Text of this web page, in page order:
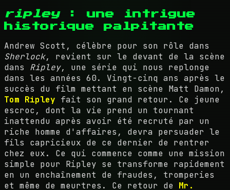
ripley: une intrigue
historique palpitante
Andrew Scott, célèbre pour son rôle dans
Sherlock, revient sur le devant de la scène
dans Ripley, une série qui nous replonge
dans les années 60. Vingt-cinq ans après le
succès du film mettant en scène Matt Damon,
Tom Ripley fait son grand retour. Ce jeune
escroc, dont la vie prend un tournant
inattendu après avoir été recruté par un
riche homme d'affaires, devra persuader le
fils capricieux de ce dernier de rentrer
chez eux. Ce qui commence comme une mission
simple pour Ripley se transforme rapidement
en un enchaînement de fraudes, tromperies
et même de meurtres. Ce retour de Mr.